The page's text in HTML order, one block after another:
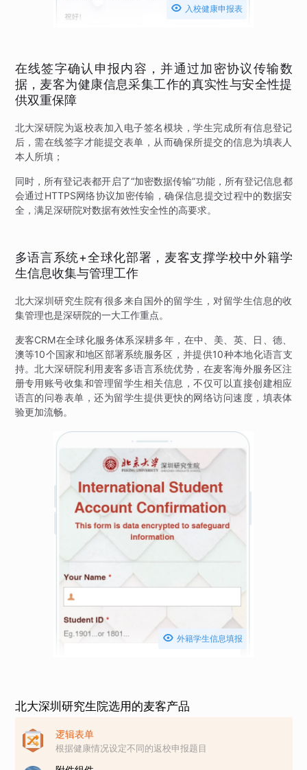
 入校健康申报表
在线签字确认申报内容，并通过加密协议传输数
据，麦客为健康信息采集工作的真实性与安全性提
供双重保障
北大深研院为返校表加入电子签名模块，学生完成所有信息登记
后，需在线签字才能提交表单，从而确保所提交的信息为填表人
本人所填；
同时，所有登记表都开启了“加密数据传输”功能，所有登记信息都
会通过HTTPS网络协议加密传输，确保信息提交过程中的数据安
全，满足深研院对数据有效性安全性的高要求。
多语言系统+全球化部署，麦客支撑学校中外籍学
生信息收集与管理工作
北大深圳研究生院有很多来自国外的留学生，对留学生信息的收
集管理也是深研院的一大工作重点。
麦客CRM在全球化服务体系深耕多年，在中、美、英、日、德、
澳等10个国家和地区部署系统服务区，并提供10种本地化语言支
持。北大深研院利用麦客多语言系统优势，在麦客海外服务区注
册专用账号收集和管理留学生相关信息，不仅可以直接创建相应
语言的问卷表单，还为留学生提供更快的网络访问速度，填表体
验更加流畅。
 外籍学生信息填报
北大深圳研究生院选用的麦客产品
逻辑表单
根据健康情况设定不同的返校申报题目